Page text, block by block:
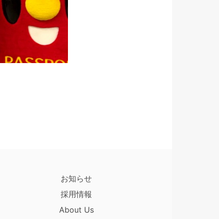
お知らせ
採用情報
About Us